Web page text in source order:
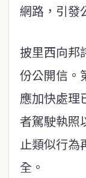
網路，引發
披里西向邦
份公開信。
應加快處理
者駕駛執照
止類似行為
全。